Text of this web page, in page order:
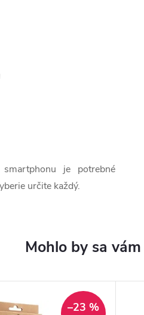
je potrebné
určite každý.
–23 %